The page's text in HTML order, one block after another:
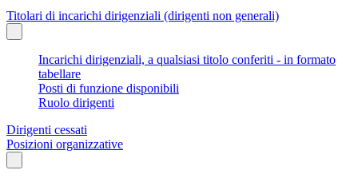
Titolari di incarichi dirigenziali (dirigenti non generali)
Incarichi dirigenziali, a qualsiasi titolo conferiti - in formato
tabellare
Posti di funzione disponibili
Ruolo dirigenti
Dirigenti cessati
Posizioni organizzative